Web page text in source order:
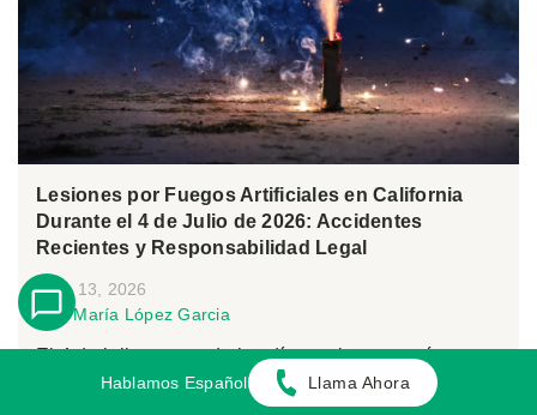
Lesiones por Fuegos Artificiales en California
Durante el 4 de Julio de 2026: Accidentes
Recientes y Responsabilidad Legal
Julio 13, 2026
Por:María López Garcia
El 4 de julio es uno de los días en los que más
fuegos artificiales se utilizan en Estad...
Hablamos Español Llama Ahora